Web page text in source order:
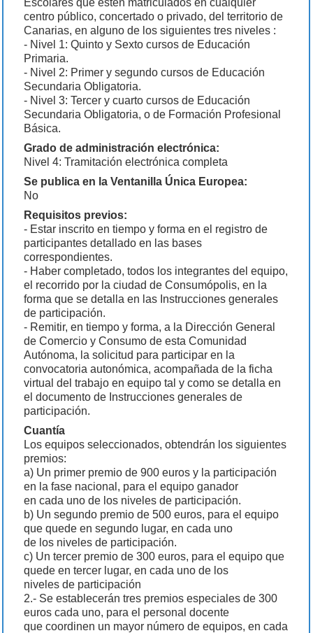
centro público, concertado o privado, del territorio de
Canarias, en alguno de los siguientes tres niveles :
- Nivel 1: Quinto y Sexto cursos de Educación
Primaria.
- Nivel 2: Primer y segundo cursos de Educación
Secundaria Obligatoria.
- Nivel 3: Tercer y cuarto cursos de Educación
Secundaria Obligatoria, o de Formación Profesional
Básica.
Grado de administración electrónica:
Nivel 4: Tramitación electrónica completa
Se publica en la Ventanilla Única Europea:
No
Requisitos previos:
- Estar inscrito en tiempo y forma en el registro de
participantes detallado en las bases
correspondientes.
- Haber completado, todos los integrantes del equipo,
el recorrido por la ciudad de Consumópolis, en la
forma que se detalla en las Instrucciones generales
de participación.
- Remitir, en tiempo y forma, a la Dirección General
de Comercio y Consumo de esta Comunidad
Autónoma, la solicitud para participar en la
convocatoria autonómica, acompañada de la ficha
virtual del trabajo en equipo tal y como se detalla en
el documento de Instrucciones generales de
participación.
Cuantía
Los equipos seleccionados, obtendrán los siguientes
premios:
a) Un primer premio de 900 euros y la participación
en la fase nacional, para el equipo ganador
en cada uno de los niveles de participación.
b) Un segundo premio de 500 euros, para el equipo
que quede en segundo lugar, en cada uno
de los niveles de participación.
c) Un tercer premio de 300 euros, para el equipo que
quede en tercer lugar, en cada uno de los
niveles de participación
2.- Se establecerán tres premios especiales de 300
euros cada uno, para el personal docente
que coordinen un mayor número de equipos, en cada